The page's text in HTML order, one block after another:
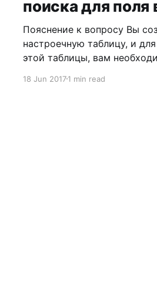
поиска для поля
Пояснение к вопросу Вы создаете
настроечную таблицу, и
этой таблицы, вам
операция выполняется
18 Jun 20171 min read